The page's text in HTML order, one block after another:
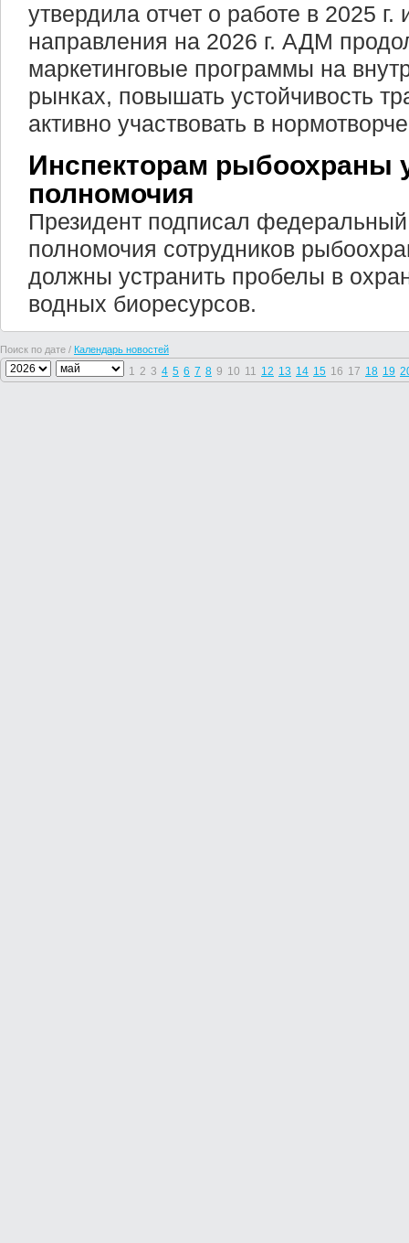
утвердила отчет о работе в 2025 г.
направления на 2026 г. АДМ
маркетинговые программы на
рынках, повышать устойчивость
активно участвовать в
Инспекторам рыбоохраны
полномочия
Президент подписал
полномочия сотрудников
должны устранить пробелы в
водных биоресурсов.
Поиск по дате / Календарь новостей
1 2 3 4 5 6 7 8 9 10 11 12 13 14 15 16 17 18 19